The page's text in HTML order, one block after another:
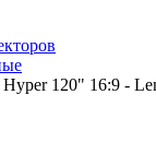
120" 16:9 -